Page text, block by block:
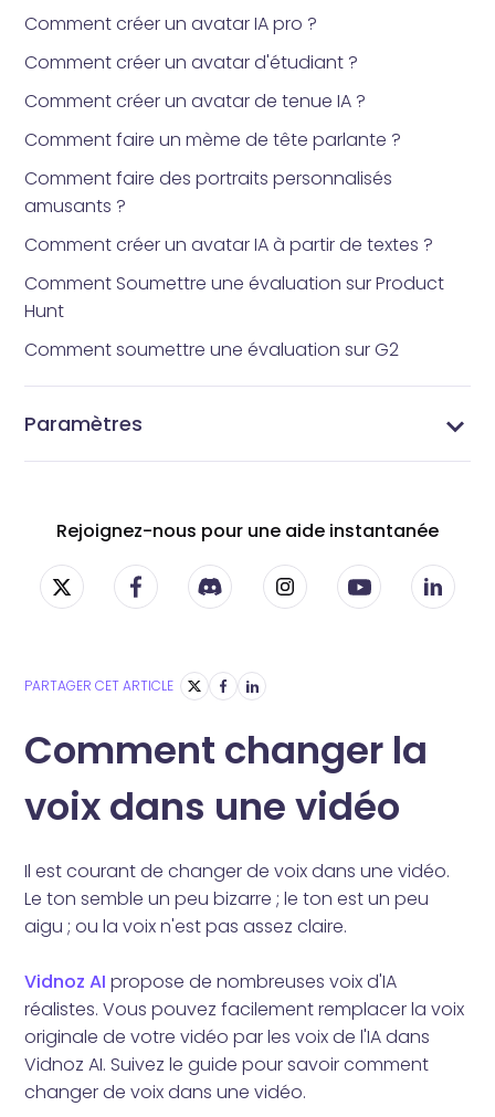
Comment créer un avatar IA pro ?
Comment créer un avatar d'étudiant ?
Comment créer un avatar de tenue IA ?
Comment faire un mème de tête parlante ?
Comment faire des portraits personnalisés
amusants ?
Comment créer un avatar IA à partir de textes ?
Comment Soumettre une évaluation sur Product
Hunt
Comment soumettre une évaluation sur G2
Paramètres
Rejoignez-nous pour une aide instantanée
PARTAGER CET ARTICLE
Comment changer la
voix dans une vidéo
Il est courant de changer de voix dans une vidéo.
Le ton semble un peu bizarre ; le ton est un peu
aigu ; ou la voix n'est pas assez claire.
Vidnoz AI propose de nombreuses voix d'IA
réalistes. Vous pouvez facilement remplacer la voix
originale de votre vidéo par les voix de l'IA dans
Vidnoz AI. Suivez le guide pour savoir comment
changer de voix dans une vidéo.